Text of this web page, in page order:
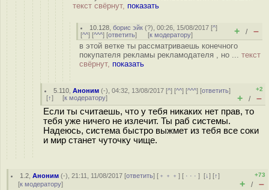
текст свёрнут, показать
10.128 ,борис эйк (?), 00:26, 15/08/2017 [^]
[^^] [^^^] [ответить] [к модератору] + / –
в этой ветке ты рассматриваешь конечного
покупателя рекламы рекламодателя , но ... текст
свёрнут, показать
5.110 ,Аноним (-), 04:32, 13/08/2017 [^] [^^] [^^^] [ответить]
[↑] [к модератору]
+2
+ / –
Если ты считаешь, что у тебя никаких нет прав, то
тебя уже ничего не излечит. Ты раб системы.
Надеюсь, система быстро выжмет из тебя все соки
и мир станет чуточку чище.
1.2 ,Аноним (-), 21:11, 11/08/2017 [ответить] [ ﹢﹢﹢] [ · · ·][↓] [↑]
[к модератору]
+73
+ / –